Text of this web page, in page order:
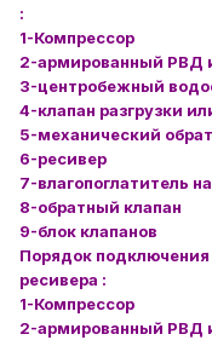
:
1-Компрессор
2-армированный РВД
3-центробежный
4-клапан разгрузки
5-механический
6-ресивер
7-влагопоглатитель
8-обратный клапан
9-блок клапанов
Порядок
ресивера :
1-Компрессор
2-армированный РВД